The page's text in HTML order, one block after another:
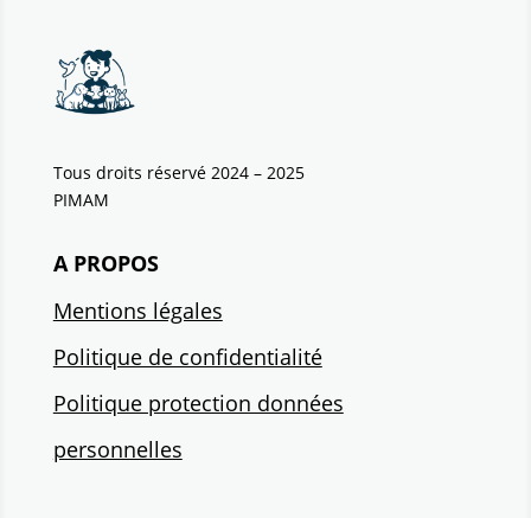
Tous droits réservé 2024 – 2025
PIMAM
A PROPOS
Mentions légales
Politique de confidentialité
Politique protection données
personnelles